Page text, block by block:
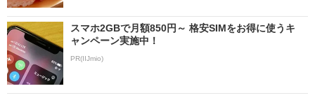
スマホ2GBで月額850円～ 格安SIMをお得に使うキ
ャンペーン実施中！
PR(IIJmio)